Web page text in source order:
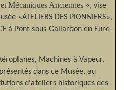
Mécaniques Anciennes », vise
«ATELIERS DES PIONNIERS»,
à Pont-sous-Gallardon en Eure-
Machines à Vapeur,
dans ce Musée, au
d'ateliers historiques des